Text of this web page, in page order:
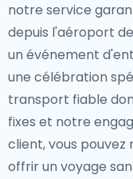
notre service
depuis l'aéroport
un événement
une célébration
transport fiable
fixes et notre
client, vous pouvez
offrir un voyage